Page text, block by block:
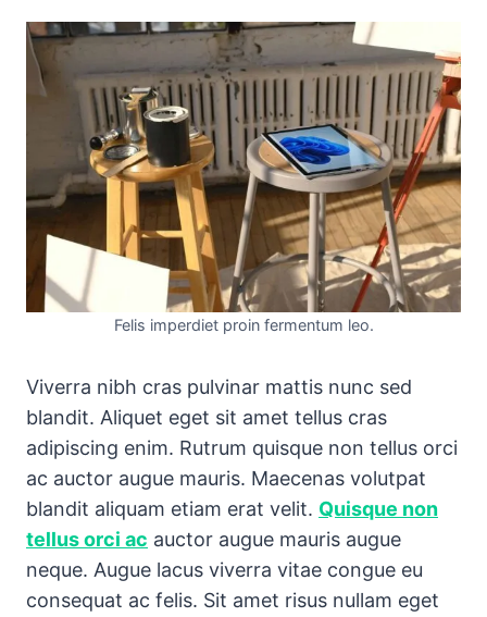
Felis imperdiet proin fermentum leo.
Viverra nibh cras pulvinar mattis nunc sed
blandit. Aliquet eget sit amet tellus cras
adipiscing enim. Rutrum quisque non tellus orci
ac auctor augue mauris. Maecenas volutpat
blandit aliquam etiam erat velit. Quisque non
tellus orci ac auctor augue mauris augue
neque. Augue lacus viverra vitae congue eu
consequat ac felis. Sit amet risus nullam eget